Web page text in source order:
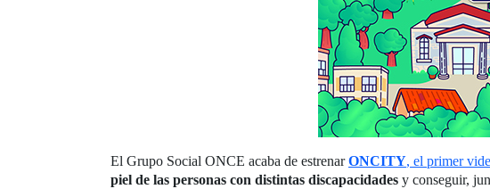
El Grupo Social ONCE acaba de estrenarONCITY, el primer
piel de las personas con distintas discapacidades y conseguir,